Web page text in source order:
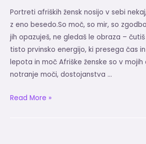
Portreti afriških žensk nosijo v sebi
z eno besedo.So moč, so mir, so
jih opazuješ, ne gledaš le obraza –
tisto prvinsko energijo, ki presega čas
lepota in moč Afriške ženske so v mojih
notranje moči, dostojanstva …
AFRIŠKA
Read More »